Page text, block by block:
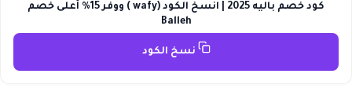
كود خصم باليه 2025 | انسخ الكود (wafy ) ووفر 15% أعلى خصم
Balleh
نسخ الكود